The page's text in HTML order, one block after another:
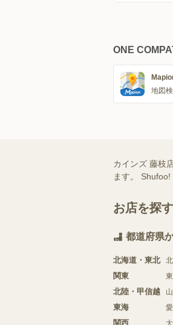
ONE
地図
カインズ 藤枝
ます。
お店を探す
都道府県
北海道・東北
関東
北陸・甲信越
東海
関西